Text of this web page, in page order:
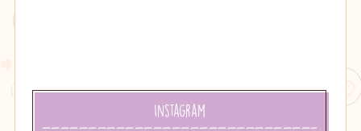
Instagram